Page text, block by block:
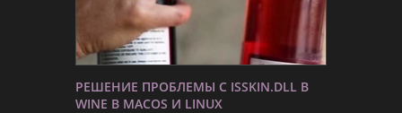
РЕШЕНИЕ ПРОБЛЕМЫ С ISSKIN.DLL В
WINE В MACOS И LINUX